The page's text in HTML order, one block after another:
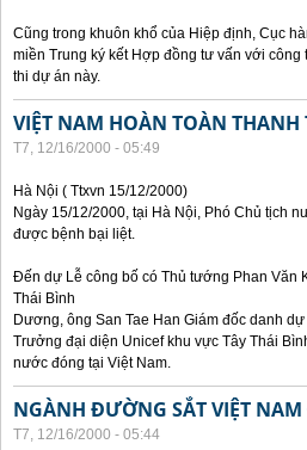
Cũng trong khuôn khổ của Hiệp định, Cục
miền Trung ký kết Hợp đồng tư vấn với
thi dự án này.
VIỆT NAM HOÀN TOÀN THANH
T7, 12/16/2000 - 05:49
Hà Nội ( Ttxvn 15/12/2000)
Ngày 15/12/2000, tại Hà Nội, Phó Chủ tịch
được bệnh bại liệt.
Đến dự Lễ công bố có Thủ tướng Phan Văn
Thái Bình
Dương, ông San Tae Han Giám đốc danh
Trưởng đại diện Unicef khu vực Tây Thái
nước đóng tại Việt Nam.
NGÀNH ĐƯỜNG SẮT VIỆT
T7, 12/16/2000 - 05:44